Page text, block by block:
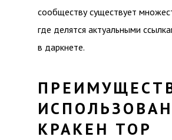
сообществу существует
где делятся актуальными
в даркнете.
КРАКЕН ТОР